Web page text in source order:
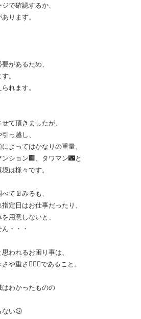
で確認するか、
ります。
があるため、
。
れます。
て頂きましたが、
っ越し、
よってはかなりの重量、
ション🏢、タワマン🌃と
は様々です。
て📄みるも、
定日はお仕事だったり、
用意しないと、
・・・
われるお困り事は、
や重さ🏋🏼‍♀️であること。
わかったものの
ない😕